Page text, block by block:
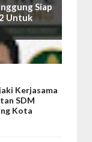
Siap
Untuk
Kerjasama
SDM
Kota